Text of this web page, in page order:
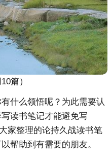
篇）
什么领悟呢？为此需要认
读书笔记才能避免写
家整理的论持久战读书笔
帮助到有需要的朋友。